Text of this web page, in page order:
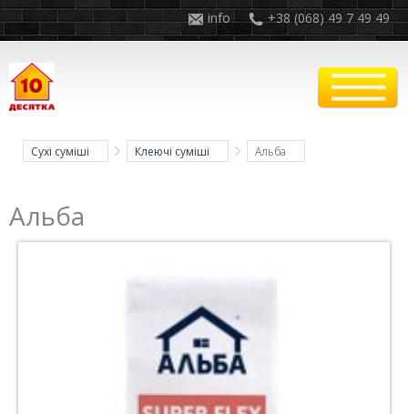
+38 (068) 49 7 49 49
info
Сухі суміші Клеючі суміші Альба
Альба